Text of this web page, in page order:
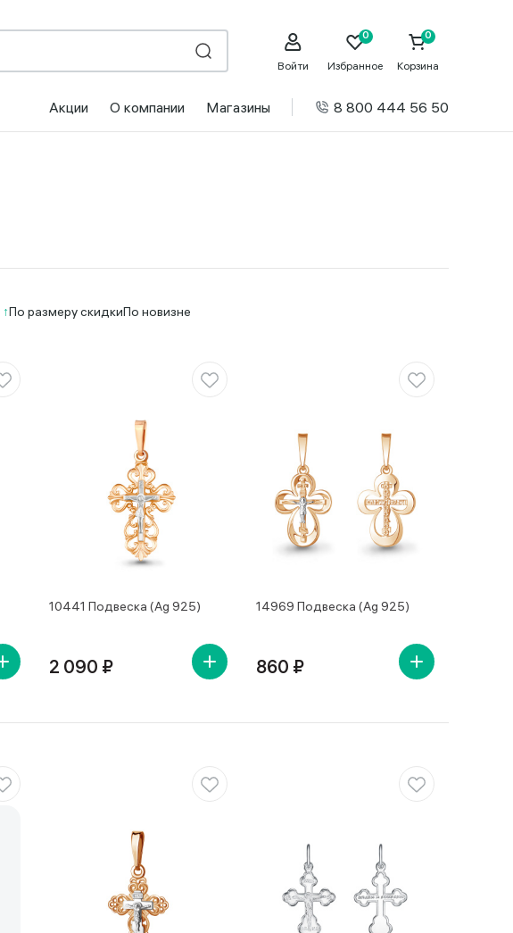
Войти Избранное Корзина
Акции О компании Магазины 8 800 444 56 50
По размеру скидкиПо новизне
10441 Подвеска (Ag 925)
2 090 ₽
14969 Подвеска (Ag 925)
860 ₽